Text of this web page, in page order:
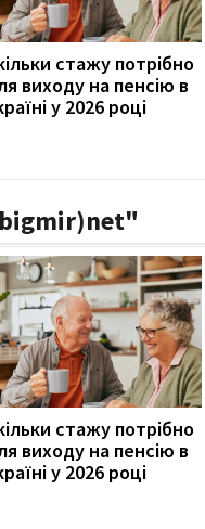
стажу потрібно
виходу на пенсію в
у 2026 році
bigmir)net"
стажу потрібно
виходу на пенсію в
у 2026 році